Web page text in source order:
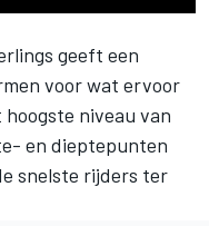
geeft een
voor wat ervoor
niveau van
en dieptepunten
snelste rijders ter